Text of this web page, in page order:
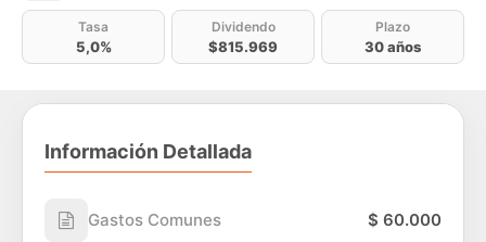
Tasa
5,0%
Dividendo
$815.969
Plazo
30 años
Información Detallada
Gastos Comunes $ 60.000